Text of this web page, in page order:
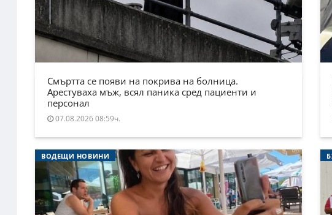
Смъртта се появи на покрива на болница.
Арестуваха мъж, всял паника сред пациенти и
персонал
07.08.2026 08:59ч.
ВОДЕЩИ НОВИНИ